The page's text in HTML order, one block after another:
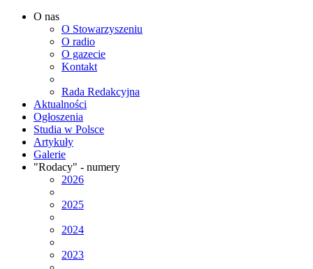
O nas
O Stowarzyszeniu
O radio
O gazecie
Kontakt
Rada Redakcyjna
Aktualności
Ogłoszenia
Studia w Polsce
Artykuły
Galerie
"Rodacy" - numery
2026
2025
2024
2023